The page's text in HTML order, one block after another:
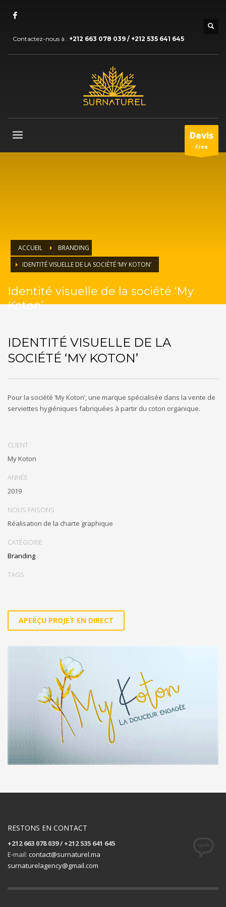
Contactez-nous à : +212 663 078 039 / +212 535 641 645
Devis
Free
ACCUEIL
BRANDING
IDENTITÉ VISUELLE DE LA SOCIÉTÉ ‘MY KOTON’
Identité visuelle de la société ‘My
Koton’
IDENTITÉ VISUELLE DE LA
SOCIÉTÉ ‘MY KOTON’
Pour la société ‘My Koton’, une marque spécialisée dans la vente de
serviettes hygiéniques fabriquées à partir du coton organique.
CLIENT
My Koton
ANNÉE
2019
NOUS FAISONS
Réalisation de la charte graphique
CATÉGORIE
Branding
TAGS
APERÇU PROJET EN DIRECT
RESTONS EN CONTACT
+212 663 078 039 / +212 535 641 645
E-mail: contact@surnaturel.ma
surnaturelagency@gmail.com